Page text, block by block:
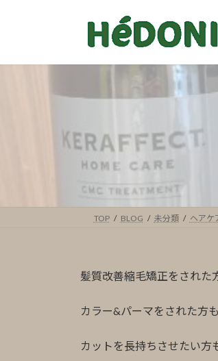
TOP BLOG 未分類 ヘアケ
髪質改善縮毛矯正をされた
カラー&パーマをされた方も
カットを長持ちさせたい方